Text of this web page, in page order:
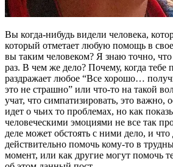
Вы когда-нибудь видели человека,
который отметает любую помощь в
вы таким человеком? Я знаю точно,
раз. В чем же дело? Почему, когда тебе
раздражает любое “Все хорошо…
это не страшно” или что-то на такой
учат, что симпатизировать, это важно,
идет о чьих то проблемах, но как
человеческими эмоциями не все так
деле может обстоять с ними дело, и что
действительно помочь кому-то в
момент, или как другие могут помочь